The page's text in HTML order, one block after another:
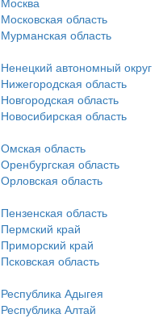
Московская область
Мурманская область
Ненецкий автономный округ
Нижегородская область
Новгородская область
Новосибирская область
Омская область
Оренбургская область
Орловская область
Пензенская область
Пермский край
Приморский край
Псковская область
Республика Адыгея
Республика Алтай